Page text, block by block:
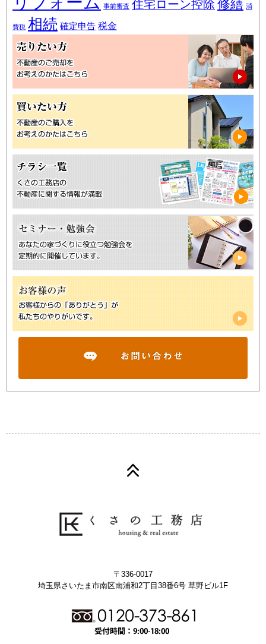
事前審査 住宅ローン控除 修繕 消
費税 相続 確定申告 税金
〒336-0017
埼玉県さいたま市南区南浦和2丁目38番6号 草野ビル1F